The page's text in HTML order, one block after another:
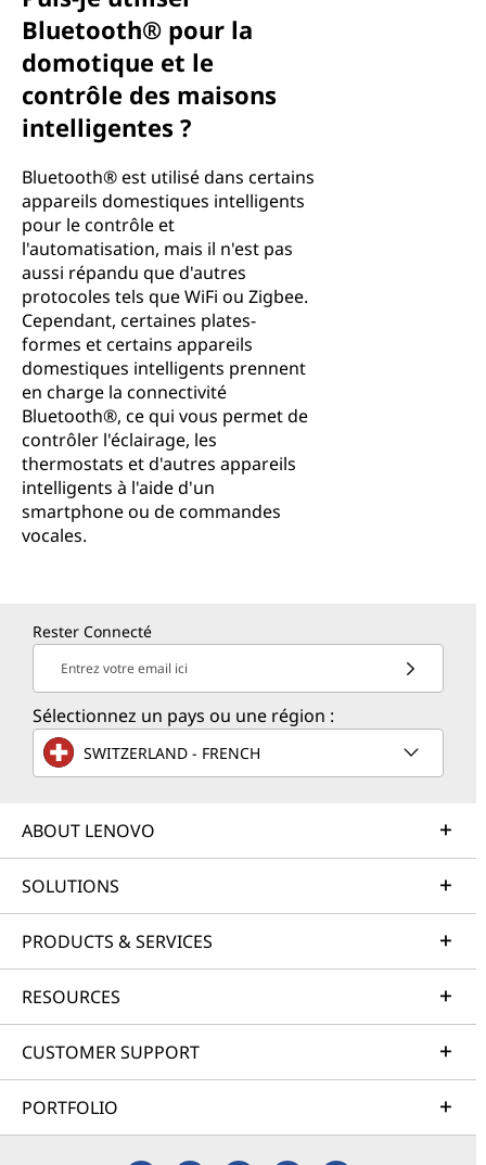
Bluetooth® pour la
domotique et le
contrôle des maisons
intelligentes ?
Bluetooth® est utilisé dans certains
appareils domestiques intelligents
pour le contrôle et
l'automatisation, mais il n'est pas
aussi répandu que d'autres
protocoles tels que WiFi ou Zigbee.
Cependant, certaines plates-
formes et certains appareils
domestiques intelligents prennent
en charge la connectivité
Bluetooth®, ce qui vous permet de
contrôler l'éclairage, les
thermostats et d'autres appareils
intelligents à l'aide d'un
smartphone ou de commandes
vocales.
Rester Connecté
Entrez votre email ici
Sélectionnez un pays ou une région :
SWITZERLAND - FRENCH
ABOUT LENOVO
SOLUTIONS
PRODUCTS & SERVICES
RESOURCES
CUSTOMER SUPPORT
PORTFOLIO